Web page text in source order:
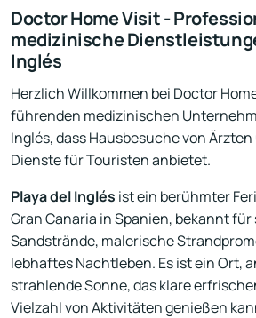
Doctor Home Visit -
medizinische
Inglés
Herzlich Willkommen bei Doctor
führenden medizinischen
Inglés, dass Hausbesuche von
Dienste für Touristen anbietet.
Playa del Inglés ist ein berühmter
Gran Canaria in Spanien, bekannt
Sandstrände, malerische
lebhaftes Nachtleben. Es ist ein Ort,
strahlende Sonne, das klare
Vielzahl von Aktivitäten genießen